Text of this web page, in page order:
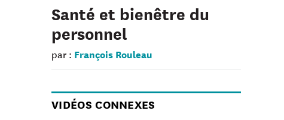
Santé et bienêtre du
personnel
par : François Rouleau
VIDÉOS CONNEXES